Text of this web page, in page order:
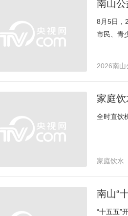
南山
8月5日，
市民、青
2026南山
家庭
全时直饮
家庭饮水
南山“
“十五五”